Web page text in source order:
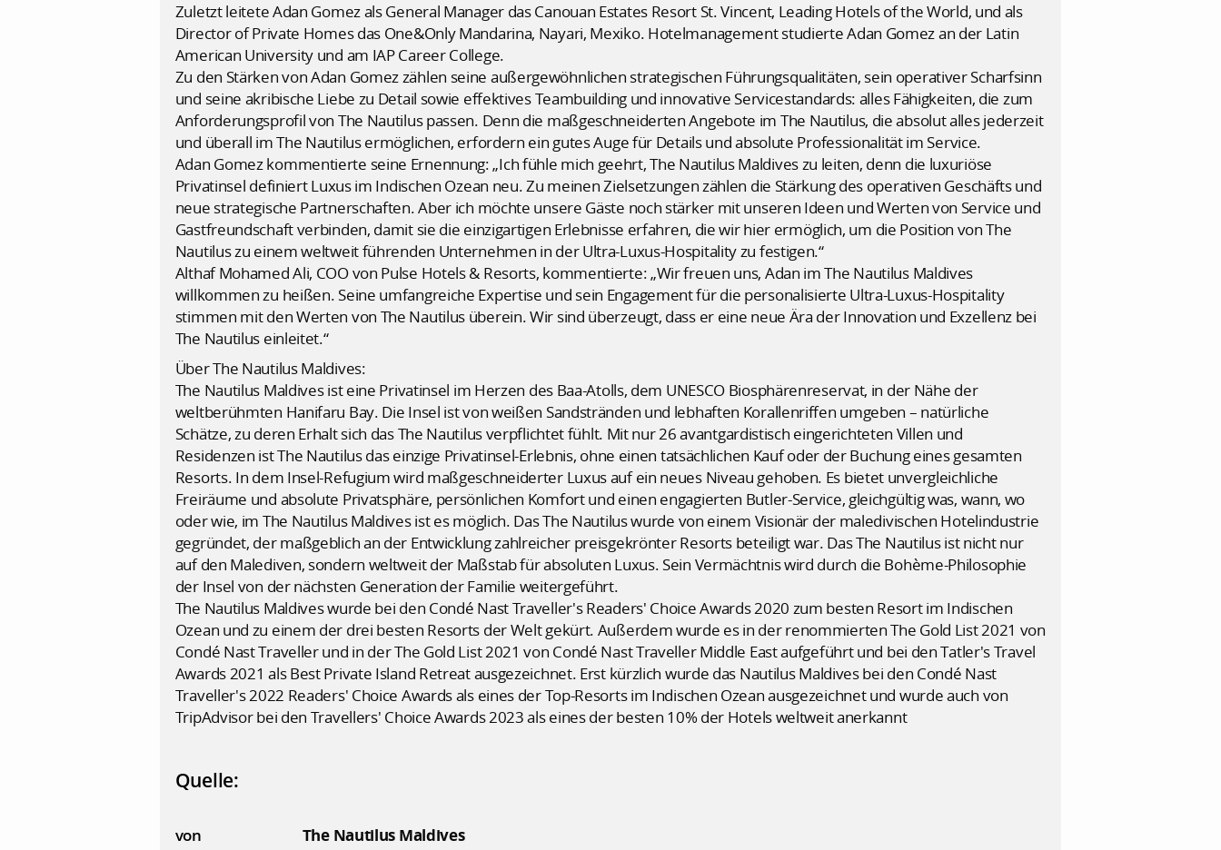
Zuletzt leitete Adan Gomez als General Manager das Canouan Estates Resort St. Vincent, Leading Hotels of the World, und als
Director of Private Homes das One&Only Mandarina, Nayari, Mexiko. Hotelmanagement studierte Adan Gomez an der Latin
American University und am IAP Career College.
Zu den Stärken von Adan Gomez zählen seine außergewöhnlichen strategischen Führungsqualitäten, sein operativer Scharfsinn
und seine akribische Liebe zu Detail sowie effektives Teambuilding und innovative Servicestandards: alles Fähigkeiten, die zum
Anforderungsprofil von The Nautilus passen. Denn die maßgeschneiderten Angebote im The Nautilus, die absolut alles jederzeit
und überall im The Nautilus ermöglichen, erfordern ein gutes Auge für Details und absolute Professionalität im Service.
Adan Gomez kommentierte seine Ernennung: „Ich fühle mich geehrt, The Nautilus Maldives zu leiten, denn die luxuriöse
Privatinsel definiert Luxus im Indischen Ozean neu. Zu meinen Zielsetzungen zählen die Stärkung des operativen Geschäfts und
neue strategische Partnerschaften. Aber ich möchte unsere Gäste noch stärker mit unseren Ideen und Werten von Service und
Gastfreundschaft verbinden, damit sie die einzigartigen Erlebnisse erfahren, die wir hier ermöglich, um die Position von The
Nautilus zu einem weltweit führenden Unternehmen in der Ultra-Luxus-Hospitality zu festigen.“
Althaf Mohamed Ali, COO von Pulse Hotels & Resorts, kommentierte: „Wir freuen uns, Adan im The Nautilus Maldives
willkommen zu heißen. Seine umfangreiche Expertise und sein Engagement für die personalisierte Ultra-Luxus-Hospitality
stimmen mit den Werten von The Nautilus überein. Wir sind überzeugt, dass er eine neue Ära der Innovation und Exzellenz bei
The Nautilus einleitet.“
Über The Nautilus Maldives:
The Nautilus Maldives ist eine Privatinsel im Herzen des Baa-Atolls, dem UNESCO Biosphärenreservat, in der Nähe der
weltberühmten Hanifaru Bay. Die Insel ist von weißen Sandstränden und lebhaften Korallenriffen umgeben – natürliche
Schätze, zu deren Erhalt sich das The Nautilus verpflichtet fühlt. Mit nur 26 avantgardistisch eingerichteten Villen und
Residenzen ist The Nautilus das einzige Privatinsel-Erlebnis, ohne einen tatsächlichen Kauf oder der Buchung eines gesamten
Resorts. In dem Insel-Refugium wird maßgeschneiderter Luxus auf ein neues Niveau gehoben. Es bietet unvergleichliche
Freiräume und absolute Privatsphäre, persönlichen Komfort und einen engagierten Butler-Service, gleichgültig was, wann, wo
oder wie, im The Nautilus Maldives ist es möglich. Das The Nautilus wurde von einem Visionär der maledivischen Hotelindustrie
gegründet, der maßgeblich an der Entwicklung zahlreicher preisgekrönter Resorts beteiligt war. Das The Nautilus ist nicht nur
auf den Malediven, sondern weltweit der Maßstab für absoluten Luxus. Sein Vermächtnis wird durch die Bohème-Philosophie
der Insel von der nächsten Generation der Familie weitergeführt.
The Nautilus Maldives wurde bei den Condé Nast Traveller's Readers' Choice Awards 2020 zum besten Resort im Indischen
Ozean und zu einem der drei besten Resorts der Welt gekürt. Außerdem wurde es in der renommierten The Gold List 2021 von
Condé Nast Traveller und in der The Gold List 2021 von Condé Nast Traveller Middle East aufgeführt und bei den Tatler's Travel
Awards 2021 als Best Private Island Retreat ausgezeichnet. Erst kürzlich wurde das Nautilus Maldives bei den Condé Nast
Traveller's 2022 Readers' Choice Awards als eines der Top-Resorts im Indischen Ozean ausgezeichnet und wurde auch von
TripAdvisor bei den Travellers' Choice Awards 2023 als eines der besten 10% der Hotels weltweit anerkannt
Quelle:
von
The Nautilus Maldives